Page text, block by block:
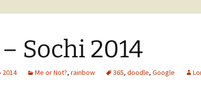
– Sochi 2014
2014 Me or Not?, rainbow 365, doodle, Google